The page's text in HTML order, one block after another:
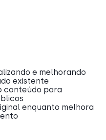
e melhorando
existente
conteúdo para
enquanto melhora